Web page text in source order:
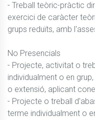
- Treball teòric-pràctic
exercici de caràcter
grups reduïts, amb
No Presencials
- Projecte, activitat o
individualment o en
o extensió, aplicant
- Projecte o treball
terme individualment o